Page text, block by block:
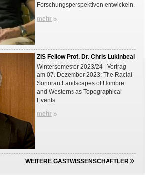
Forschungsperspektiven entwickeln.
mehr
ZIS Fellow Prof. Dr. Chris Lukinbeal
Wintersemester 2023/24 | Vortrag
am 07. Dezember 2023: The Racial
Sonoran Landscapes of Hombre
and Westerns as Topographical
Events
mehr
WEITERE GASTWISSENSCHAFTLER